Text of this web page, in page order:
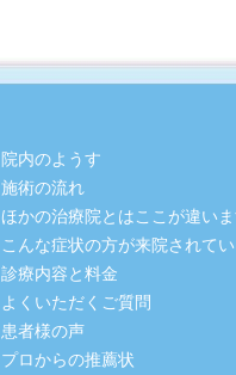
院内のようす
施術の流れ
ほかの治療院とはここが違い
こんな症状の方が来院されて
診療内容と料金
よくいただくご質問
患者様の声
プロからの推薦状